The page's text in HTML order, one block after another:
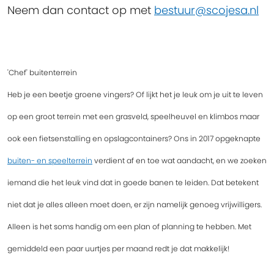
Neem dan contact op met bestuur@scojesa.nl
'Chef' buitenterrein
Heb je een beetje groene vingers? Of lijkt het je leuk om je uit te leven
op een groot terrein met een grasveld, speelheuvel en klimbos maar
ook een fietsenstalling en opslagcontainers? Ons in 2017 opgeknapte
buiten- en speelterrein verdient af en toe wat aandacht, en we zoeken
iemand die het leuk vind dat in goede banen te leiden. Dat betekent
niet dat je alles alleen moet doen, er zijn namelijk genoeg vrijwilligers.
Alleen is het soms handig om een plan of planning te hebben. Met
gemiddeld een paar uurtjes per maand redt je dat makkelijk!